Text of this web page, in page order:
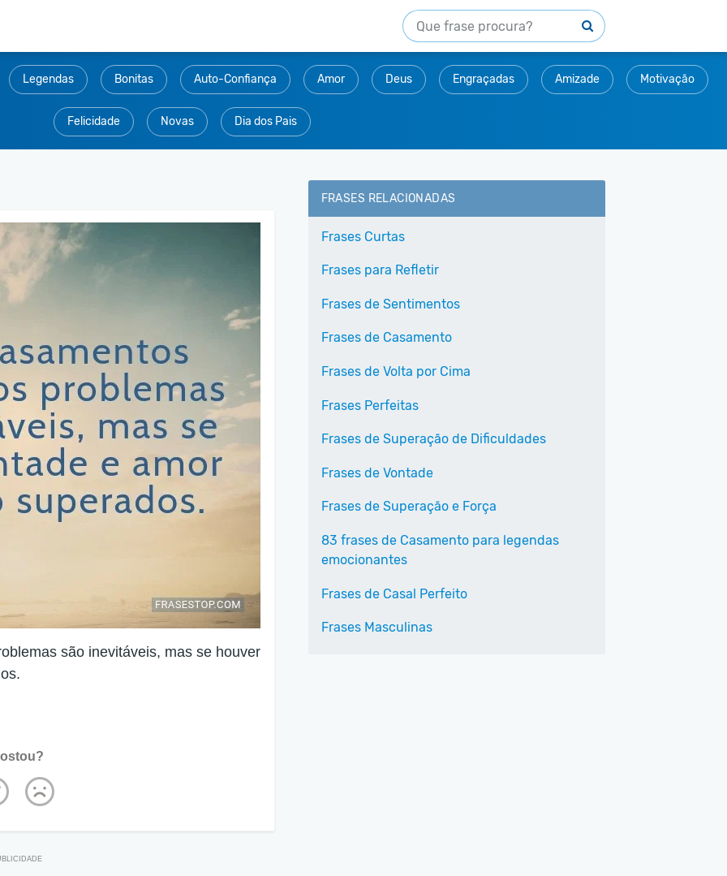
Legendas Bonitas Auto-Confiança Amor Deus Engraçadas Amizade Motivação
Felicidade Novas Dia dos Pais
são inevitáveis, mas se houver
FRASES RELACIONADAS
Frases Curtas
Frases para Refletir
Frases de Sentimentos
Frases de Casamento
Frases de Volta por Cima
Frases Perfeitas
Frases de Superação de Dificuldades
Frases de Vontade
Frases de Superação e Força
83 frases de Casamento para legendas
emocionantes
Frases de Casal Perfeito
Frases Masculinas